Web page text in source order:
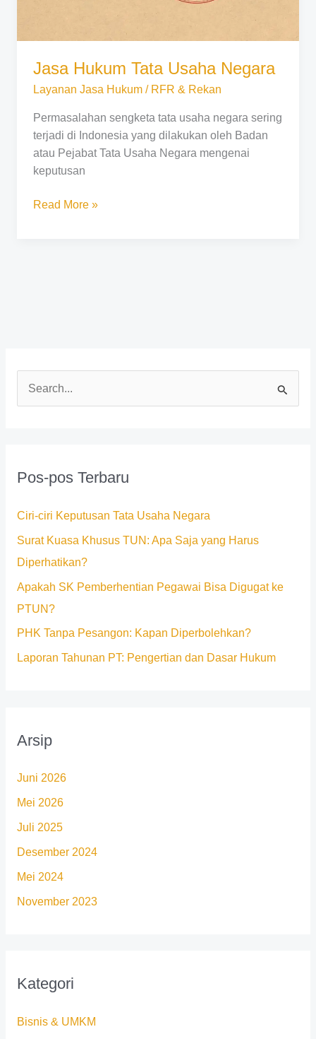
Jasa Hukum Tata Usaha Negara
Layanan Jasa Hukum / RFR & Rekan
Permasalahan sengketa tata usaha negara sering
terjadi di Indonesia yang dilakukan oleh Badan
atau Pejabat Tata Usaha Negara mengenai
keputusan
Read More »
u
u
k
:
Pos-pos Terbaru
Ciri-ciri Keputusan Tata Usaha Negara
Surat Kuasa Khusus TUN: Apa Saja yang Harus
Diperhatikan?
Apakah SK Pemberhentian Pegawai Bisa Digugat ke
PTUN?
PHK Tanpa Pesangon: Kapan Diperbolehkan?
Laporan Tahunan PT: Pengertian dan Dasar Hukum
Arsip
Juni 2026
Mei 2026
Juli 2025
Desember 2024
Mei 2024
November 2023
Kategori
Bisnis & UMKM